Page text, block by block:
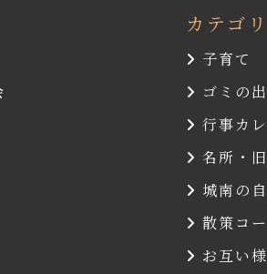
カテゴリ
子育て
ゴミの
行事カ
名所・
城南の
散策コ
お互い